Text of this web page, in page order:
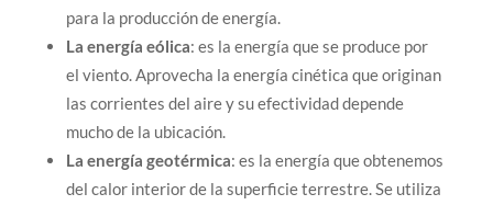
para la producción de energía.
La energía eólica: es la energía que se produce por
el viento. Aprovecha la energía cinética que originan
las corrientes del aire y su efectividad depende
mucho de la ubicación.
La energía geotérmica: es la energía que obtenemos
del calor interior de la superficie terrestre. Se utiliza